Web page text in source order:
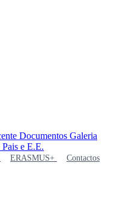
Documentos Galeria
e E.E.
ERASMUS+ Contactos